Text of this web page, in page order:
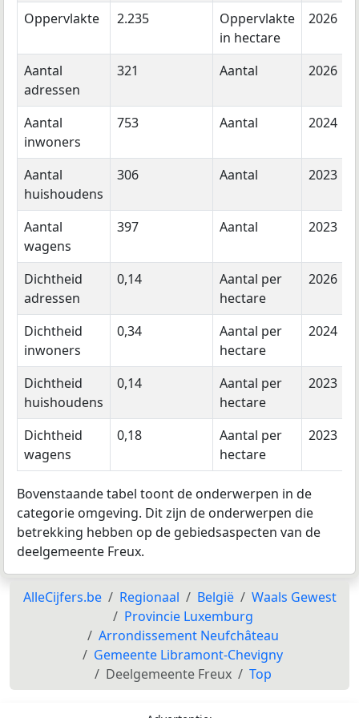
Oppervlakte 2.235
Oppervlakte
in hectare
2026
Aantal
adressen
321 Aantal 2026
Aantal
inwoners
753 Aantal 2024
Aantal
huishoudens
306 Aantal 2023
Aantal
wagens
397 Aantal 2023
Dichtheid
adressen
0,14
Aantal per
hectare
2026
Dichtheid
inwoners
0,34
Aantal per
hectare
2024
Dichtheid
huishoudens
0,14
Aantal per
hectare
2023
Dichtheid
wagens
0,18
Aantal per
hectare
2023
Bovenstaande tabel toont de onderwerpen in de
categorie omgeving. Dit zijn de onderwerpen die
betrekking hebben op de gebiedsaspecten van de
deelgemeente Freux.
AlleCijfers.be Regionaal België
Waals Gewest
Provincie Luxemburg
Arrondissement Neufchâteau
Gemeente Libramont-Chevigny
Deelgemeente Freux
Top